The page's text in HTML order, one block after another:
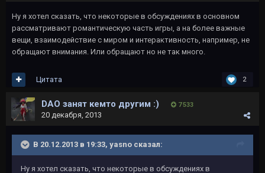
Ну я хотел сказать, что некоторые в обсуждениях в основном
рассматривают романтическую часть игры, а на более важные
вещи, взаимодействие с миром и интерактивность, например, не
обращают внимания. Или обращают но не так много.
2
Цитата
DAO занят кемто другим :) 7 533
20 декабря, 2013
В 20.12.2013 в 19:33, yаsno сказал:
Ну я хотел сказать, что некоторые в обсуждениях в